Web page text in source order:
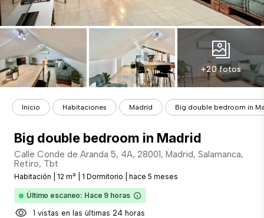
+20 fotos
Inicio Habitaciones Madrid Big double bedroom in
Big double bedroom in Madrid
Calle Conde de Aranda 5, 4A, 28001, Madrid, Salamanca,
Retiro, Tbt
Habitación 12 m² 1 Dormitorio hace 5 meses
Último escaneo: Hace 9 horas
1 vistas en las últimas 24 horas